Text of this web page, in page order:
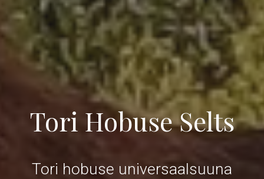
Tori Hobuse Selts
Tori hobuse universaalsuuna